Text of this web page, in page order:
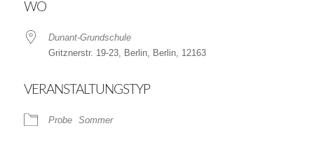
WO
Dunant-Grundschule
Gritznerstr. 19-23, Berlin, Berlin, 12163
VERANSTALTUNGSTYP
Probe Sommer